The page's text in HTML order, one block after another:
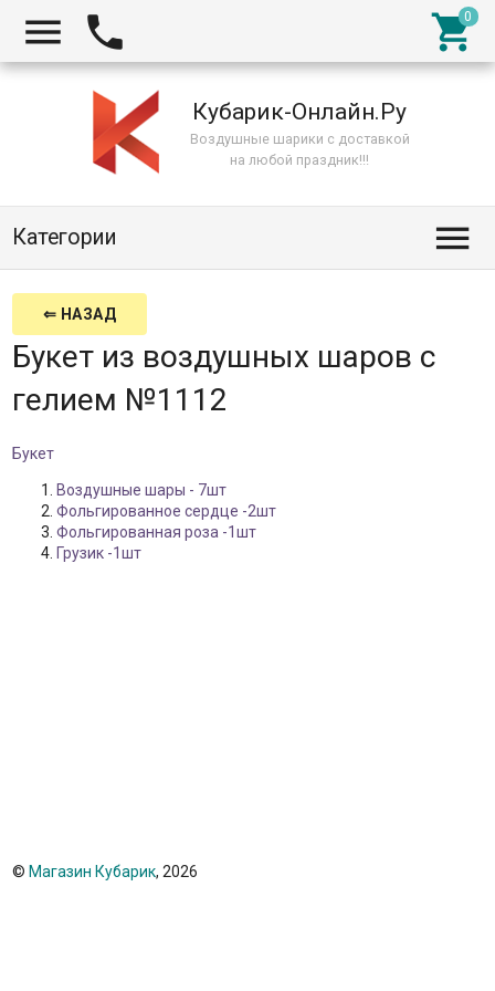
  
Кубарик-Онлайн.Ру
Воздушные шарики с доставкой
на любой праздник!!!
Категории 
⇐ НАЗАД
Букет из воздушных шаров с
гелием №1112
Букет
Воздушные шары - 7шт
Фольгированное сердце -2шт
Фольгированная роза -1шт
Грузик -1шт
© Магазин Кубарик, 2026